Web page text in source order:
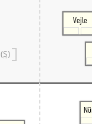
(S)
Vejle